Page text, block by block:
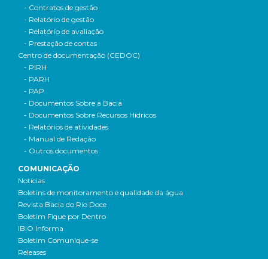
- Contratos de gestão
- Relatório de gestão
- Relatório de avaliação
- Prestação de contas
Centro de documentação (CEDOC)
- PIRH
- PARH
- PAP
- Documentos Sobre a Bacia
- Documentos Sobre Recursos Hídricos
- Relatórios de atividades
- Manual de Redação
- Outros documentos
COMUNICAÇÃO
Notícias
Boletins de monitoramento e qualidade da água
Revista Bacia do Rio Doce
Boletim Fique por Dentro
IBIO Informa
Boletim Comunique-se
Releases